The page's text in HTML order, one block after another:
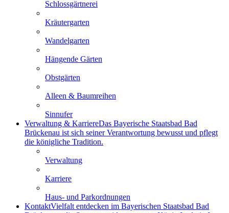
Schlossgärtnerei
Kräutergarten
Wandelgarten
Hängende Gärten
Obstgärten
Alleen & Baumreihen
Sinnufer
Verwaltung & KarriereDas Bayerische Staatsbad Bad
Brückenau ist sich seiner Verantwortung bewusst und pflegt
die königliche Tradition.
Verwaltung
Karriere
Haus- und Parkordnungen
KontaktVielfalt entdecken im Bayerischen Staatsbad Bad